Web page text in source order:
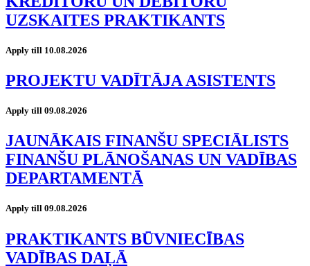
UZSKAITES PRAKTIKANTS
Apply till 10.08.2026
PROJEKTU VADĪTĀJA ASISTENTS
Apply till 09.08.2026
JAUNĀKAIS FINANŠU SPECIĀLISTS
FINANŠU PLĀNOŠANAS UN VADĪBAS
DEPARTAMENTĀ
Apply till 09.08.2026
PRAKTIKANTS BŪVNIECĪBAS
VADĪBAS DAĻĀ